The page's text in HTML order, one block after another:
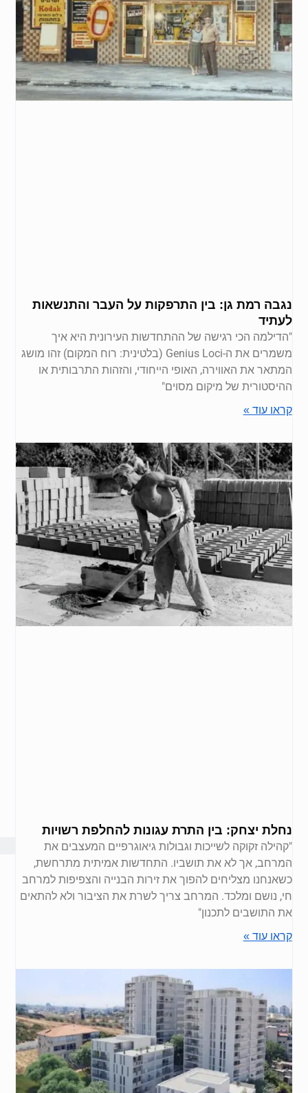
נגבה רמת גן: בין התרפקות על העבר והתנשאות
לעתיד
"הדילמה הכי רגישה של ההתחדשות העירונית היא איך
משמרים את ה-Genius Loci (בלטינית: רוח המקום) זהו מושג
המתאר את האווירה, האופי הייחודי, והזהות התרבותית או
ההיסטורית של מיקום מסוים"
קראו עוד »
נחלת יצחק: בין התרת עגונות להחלפת רשויות
"קהילה זקוקה לשייכות וגבולות גיאוגרפיים המעצבים את
המרחב, אך לא את תושביו. התחדשות אמיתית מתרחשת,
כשאנחנו מצליחים להפוך את זירות הבנייה והצפיפות למרחב
חי, נושם ומלכד. המרחב צריך לשרת את הציבור ולא להתאים
את התושבים לתכנון"
קראו עוד »